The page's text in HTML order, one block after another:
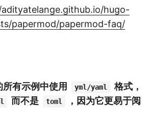
hugo-
papermod/papermod-faq/
有示例中使用 yml/yaml
格式，
而不是 toml
，因为它更易于阅